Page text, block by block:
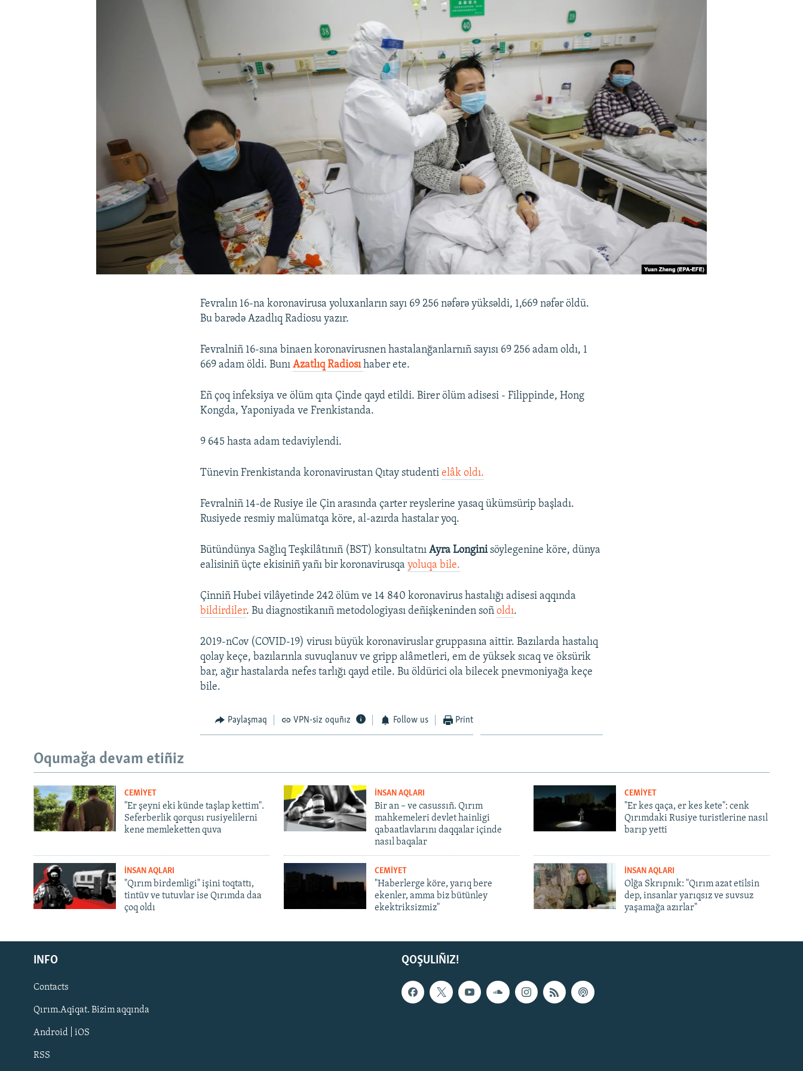
Русский
Українською
QOŞULIÑIZ!
Fevralın 16-na koronavirusa yoluxanların sayı 69 256 nəfərə yüksəldi, 1,669 nəfər öldü.
Bu barədə Azadlıq Radiosu yazır.
Fevralniñ 16-sına binaen koronavirusnen hastalanğanlarnıñ sayısı 69 256 adam oldı, 1
669 adam öldi. BunıAzatlıq Radiosıhaber ete.
Eñ çoq infeksiya ve ölüm qıta Çinde qayd etildi. Birer ölüm adisesi - Filippinde, Hong
Kongda, Yaponiyada ve Frenkistanda.
9 645 hasta adam tedaviylendi.
Tünevin Frenkistanda koronavirustan Qıtay studentielâk oldı.
Fevralniñ 14-de Rusiye ile Çin arasında çarter reyslerine yasaq ükümsürip başladı.
Rusiyede resmiy malümatqa köre, al-azırda hastalar yoq.
Bütündünya Sağlıq Teşkilâtınıñ (BST) konsultatnıAyra Longinisöylegenine köre, dünya
ealisiniñ üçte ekisiniñ yañı bir koronavirusqayoluqa bile.
Çinniñ Hubei vilâyetinde 242 ölüm ve 14 840 koronavirus hastalığı adisesi aqqında
bildirdiler. Bu diagnostikanıñ metodologiyası deñişkeninden soñoldı.
2019-nCov (COVID-19) virusı büyük koronaviruslar gruppasına aittir. Bazılarda hastalıq
qolay keçe, bazılarınla suvuqlanuv ve gripp alâmetleri, em de yüksek sıcaq ve öksürik
bar, ağır hastalarda nefes tarlığı qayd etile. Bu öldürici ola bilecek pnevmoniyağa keçe
bile.
Paylaşmaq VPN-siz oquñız Follow us Print
Oqumağa devam etiñiz
CEMİYET
"Er şeyni eki künde taşlap kettim".
Seferberlik qorqusı rusiyelilerni
kene memleketten quva
İNSAN AQLARI
Bir an – ve casussıñ. Qırım
mahkemeleri devlet hainligi
qabaatlavlarını daqqalar içinde
nasıl baqalar
CEMİYET
"Er kes qaça, er kes kete": cenk
Qırımdaki Rusiye turistlerine nasıl
barıp yetti
İNSAN AQLARI
"Qırım birdemligi" işini toqtattı,
tintüv ve tutuvlar ise Qırımda daa
çoq oldı
CEMİYET
"Haberlerge köre, yarıq bere
ekenler, amma biz bütünley
ekektriksizmiz"
İNSAN AQLARI
Olğa Skrıpnık: "Qırım azat etilsin
dep, insanlar yarıqsız ve suvsuz
yaşamağa azırlar"
QOŞULIÑIZ!
INFO
Contacts
Qırım.Aqiqat. Bizim aqqında
Android | iOS
RSS